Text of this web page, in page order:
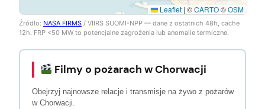
Leaflet | ©CARTO©OSM
Źródło: NASA FIRMS / VIIRS SUOMI-NPP — dane z ostatnich 48h, cache
12h. FRP <50 MW to potencjalne zagrożenia lub anomalie termiczne.
Filmy o pożarach w Chorwacji
Obejrzyj najnowsze relacje i transmisje na żywo z pożarów
w Chorwacji.